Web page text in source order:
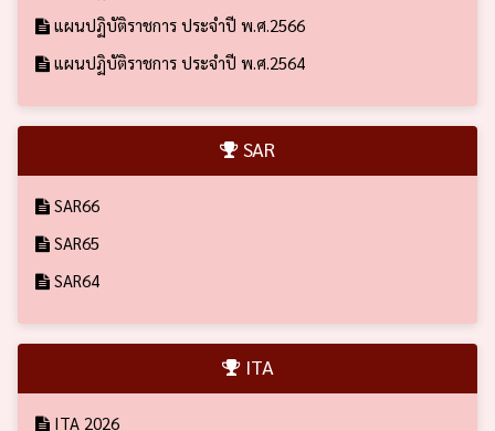
แผนปฏิบัติราชการ ประจำปี พ.ศ.2566
แผนปฏิบัติราชการ ประจำปี พ.ศ.2564
SAR
SAR66
SAR65
SAR64
ITA
ITA 2026